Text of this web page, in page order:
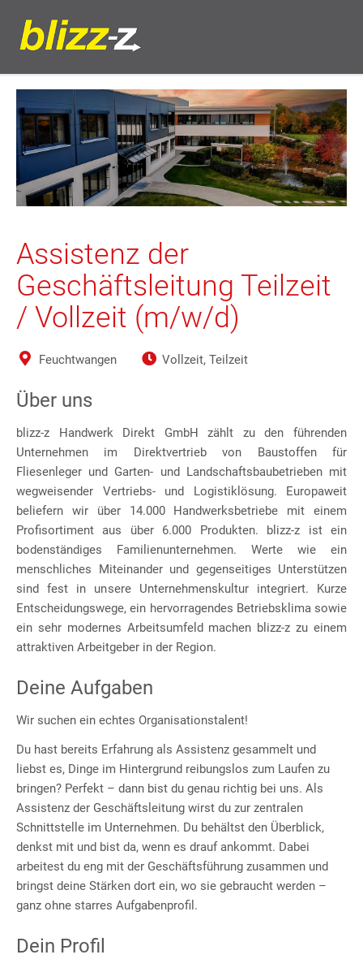
Assistenz der
Geschäftsleitung Teilzeit
/ Vollzeit (m/w/d)
Feuchtwangen Vollzeit, Teilzeit
Über uns
blizz-z Handwerk Direkt GmbH zählt zu den führenden
Unternehmen im Direktvertrieb von Baustoffen für
Fliesenleger und Garten- und Landschaftsbaubetrieben mit
wegweisender Vertriebs- und Logistiklösung. Europaweit
beliefern wir über 14.000 Handwerksbetriebe mit einem
Profisortiment aus über 6.000 Produkten. blizz-z ist ein
bodenständiges Familienunternehmen. Werte wie ein
menschliches Miteinander und gegenseitiges Unterstützen
sind fest in unsere Unternehmenskultur integriert. Kurze
Entscheidungswege, ein hervorragendes Betriebsklima sowie
ein sehr modernes Arbeitsumfeld machen blizz-z zu einem
attraktiven Arbeitgeber in der Region.
Deine Aufgaben
Wir suchen ein echtes Organisationstalent!
Du hast bereits Erfahrung als Assistenz gesammelt und
liebst es, Dinge im Hintergrund reibungslos zum Laufen zu
bringen? Perfekt – dann bist du genau richtig bei uns. Als
Assistenz der Geschäftsleitung wirst du zur zentralen
Schnittstelle im Unternehmen. Du behältst den Überblick,
denkst mit und bist da, wenn es drauf ankommt. Dabei
arbeitest du eng mit der Geschäftsführung zusammen und
bringst deine Stärken dort ein, wo sie gebraucht werden –
ganz ohne starres Aufgabenprofil.
Dein Profil